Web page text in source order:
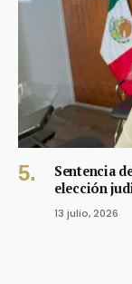
Sentencia
elección
13 julio, 2026